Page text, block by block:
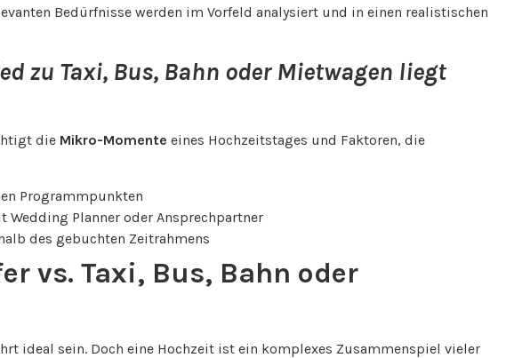
Bedürfnisse werden im Vorfeld analysiert und in einen realistischen
zu Taxi, Bus, Bahn oder Mietwagen liegt
die Mikro-Momente eines Hochzeitstages und Faktoren, die
Programmpunkten
Planner oder Ansprechpartner
des gebuchten Zeitrahmens
vs. Taxi, Bus, Bahn oder
ideal sein. Doch eine Hochzeit ist ein komplexes Zusammenspiel vieler